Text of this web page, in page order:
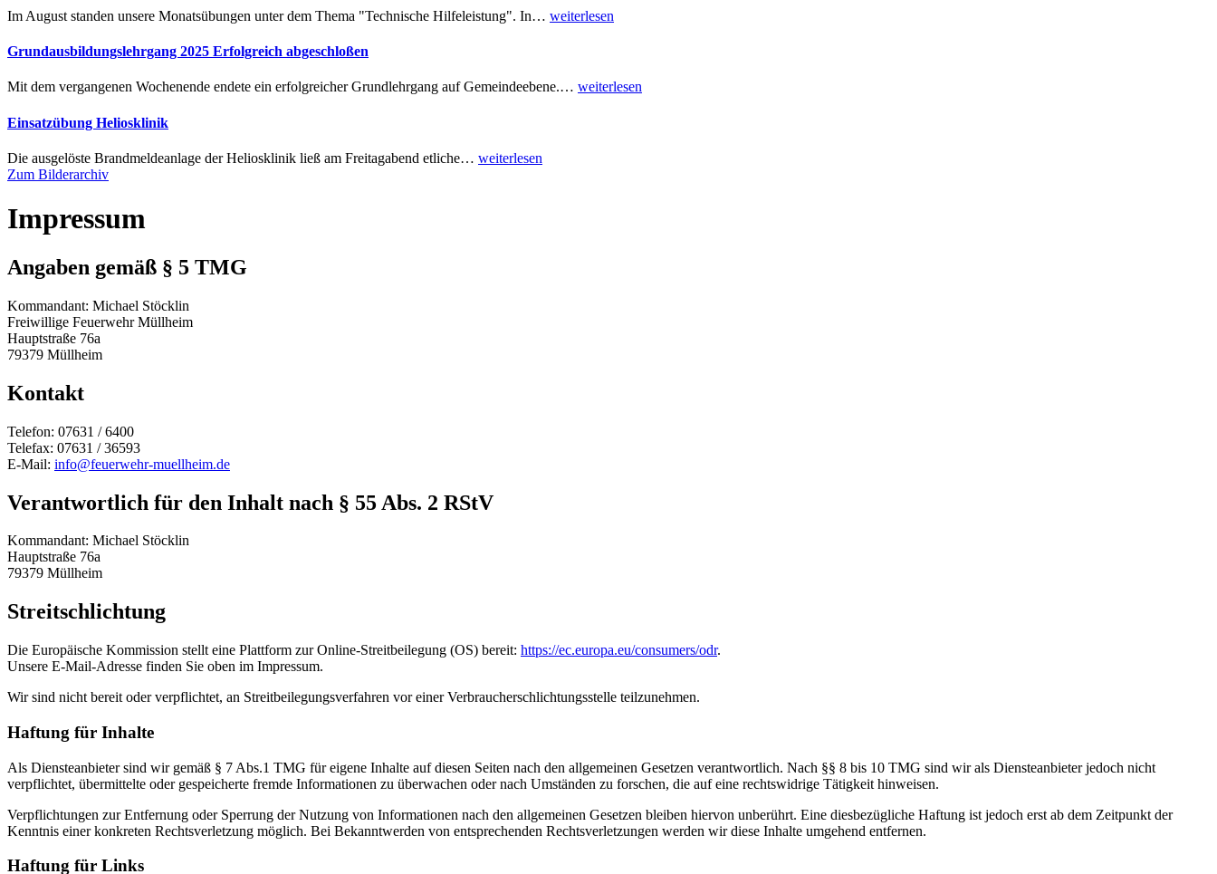
Im August standen unsere Monatsübungen unter dem Thema "Technische Hilfeleistung". In… weiterlesen
Grundausbildungslehrgang 2025 Erfolgreich abgeschloßen
Mit dem vergangenen Wochenende endete ein erfolgreicher Grundlehrgang auf Gemeindeebene.… weiterlesen
Einsatzübung Heliosklinik
Die ausgelöste Brandmeldeanlage der Heliosklinik ließ am Freitagabend etliche… weiterlesen
Zum Bilderarchiv
Impressum
Angaben gemäß § 5 TMG
Kommandant: Michael Stöcklin
Freiwillige Feuerwehr Müllheim
Hauptstraße 76a
79379 Müllheim
Kontakt
Telefon: 07631 / 6400
Telefax: 07631 / 36593
E-Mail: info@feuerwehr-muellheim.de
Verantwortlich für den Inhalt nach § 55 Abs. 2 RStV
Kommandant: Michael Stöcklin
Hauptstraße 76a
79379 Müllheim
Streitschlichtung
Die Europäische Kommission stellt eine Plattform zur Online-Streitbeilegung (OS) bereit: https://ec.europa.eu/consumers/odr.
Unsere E-Mail-Adresse finden Sie oben im Impressum.
Wir sind nicht bereit oder verpflichtet, an Streitbeilegungsverfahren vor einer Verbraucherschlichtungsstelle teilzunehmen.
Haftung für Inhalte
Als Diensteanbieter sind wir gemäß § 7 Abs.1 TMG für eigene Inhalte auf diesen Seiten nach den allgemeinen Gesetzen verantwortlich. Nach §§ 8 bis 10 TMG sind wir als Diensteanbieter jedoch nicht
verpflichtet, übermittelte oder gespeicherte fremde Informationen zu überwachen oder nach Umständen zu forschen, die auf eine rechtswidrige Tätigkeit hinweisen.
Verpflichtungen zur Entfernung oder Sperrung der Nutzung von Informationen nach den allgemeinen Gesetzen bleiben hiervon unberührt. Eine diesbezügliche Haftung ist jedoch erst ab dem Zeitpunkt der
Kenntnis einer konkreten Rechtsverletzung möglich. Bei Bekanntwerden von entsprechenden Rechtsverletzungen werden wir diese Inhalte umgehend entfernen.
Haftung für Links